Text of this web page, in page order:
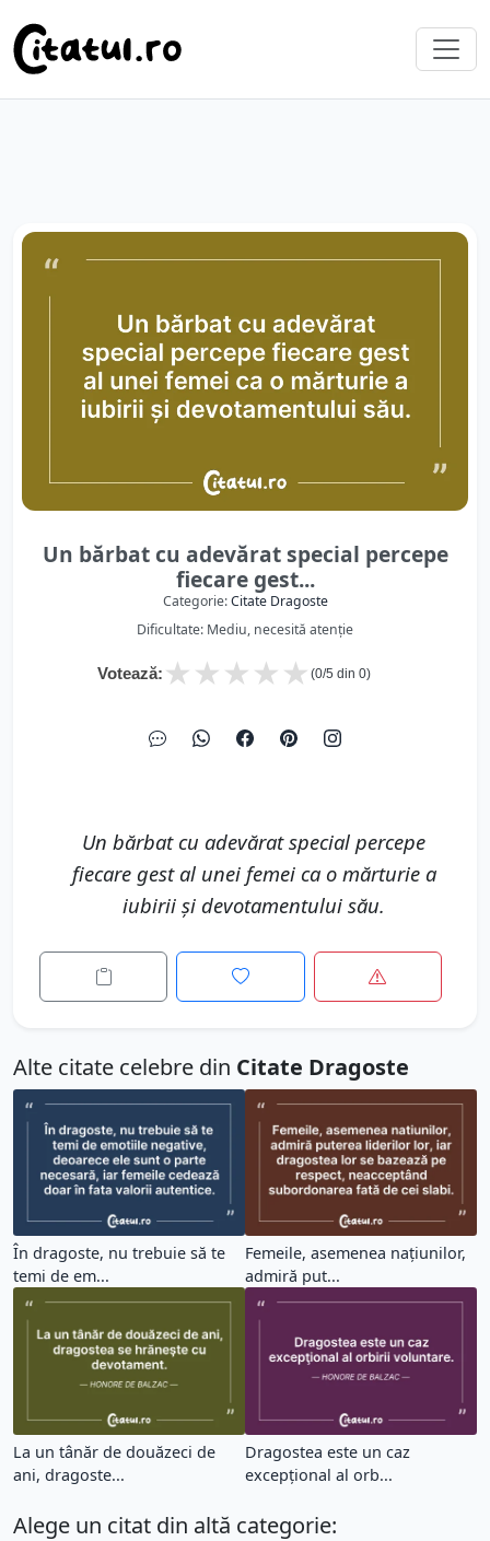
Un bărbat cu adevărat special percepe
fiecare gest...
Categorie:Citate Dragoste
Dificultate: Mediu, necesită atenție
Votează: ★
★
★
★
★ (0/5 din 0)
Un bărbat cu adevărat special percepe
fiecare gest al unei femei ca o mărturie a
iubirii și devotamentului său.
Alte citate celebre din Citate Dragoste
În dragoste, nu trebuie să te
temi de em...
Femeile, asemenea națiunilor,
admiră put...
La un tânăr de douăzeci de
ani, dragoste...
Dragostea este un caz
excepţional al orb...
Alege un citat din altă categorie: